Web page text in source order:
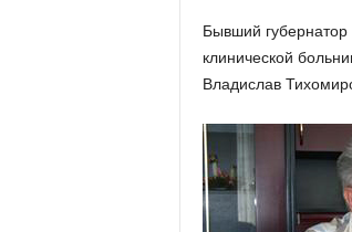
Бывший губернатор
клинической
Владислав